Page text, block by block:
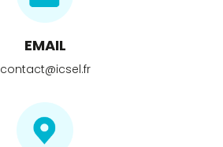
EMAIL
contact@icsel.fr